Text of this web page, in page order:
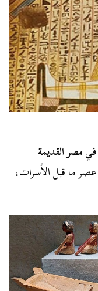
مصر القديمة
ما قبل الأسرات،